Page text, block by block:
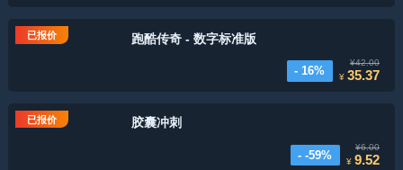
已报价 跑酷传奇 - 数字标准版
- 16%
¥42.00
¥35.37
已报价 胶囊冲刺
- -59%
¥6.00
¥9.52